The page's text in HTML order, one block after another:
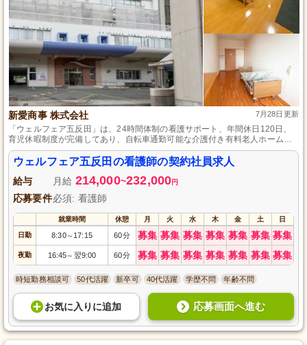
新愛商事 株式会社 7月28日更新
「ウェルフェア五反田」は、24時間体制の看護サポート、年間休日120日、
育児休暇制度が完備してあり、自転車通勤可能な介護付き有料老人ホームで
す。
ウェルフェア五反田の看護師の契約社員求人
給与 月給 214,000~232,000円
応募要件必須: 看護師
就業時間 休憩 月 火 水 木 金 土 日
日勤 8:30～ 17:15 60分 募集 募集 募集 募集 募集 募集 募集
夜勤 16:45～ 翌9:00 60分 募集 募集 募集 募集 募集 募集 募集
時短勤務相談可 50代活躍 新卒可 40代活躍 学歴不問 年齢不問
お気に入り に追加 応募画面へ進む